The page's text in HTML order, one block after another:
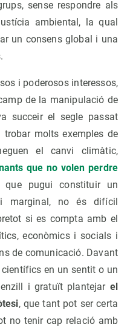
sense respondre als
ambiental, la qual
un consens global i una
i poderosos interessos,
de la manipulació de
succeir el segle passat
trobar molts exemples de
el canvi climàtic,
que no volen perdre
que pugui constituir un
marginal, no és difícil
si es compta amb el
econòmics i socials i
de comunicació. Davant
en un sentit o un
i gratuït plantejar el
, que tant pot ser certa
no tenir cap relació amb